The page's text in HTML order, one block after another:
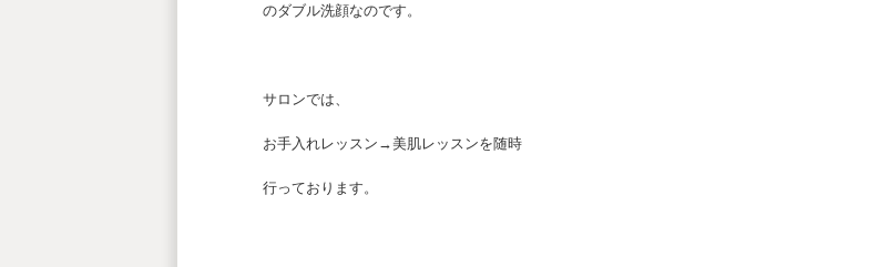
のダブル洗顔なのです。
サロンでは、
お手入れレッスン→美肌レッスンを随時
行っております。